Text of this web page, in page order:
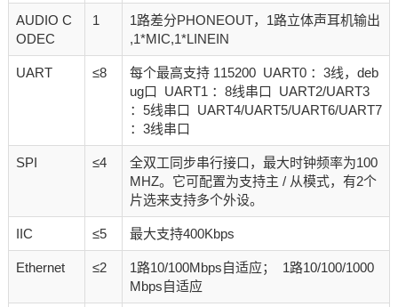
AUDIO C
ODEC
1
1路差分PHONEOUT，1路立体声耳机输出
,1*MIC,1*LINEIN
UART ≤8
每个最高支持 115200 UART0 ：3线，deb
ug口 UART1 ：8线串口 UART2/UART3
：5线串口 UART4/UART5/UART6/UART7
：3线串口
SPI ≤4
全双工同步串行接口，最大时钟频率为100
MHZ。它可配置为支持主 / 从模式，有2个
片选来支持多个外设。
IIC ≤5 最大支持400Kbps
Ethernet ≤2
1路10/100Mbps自适应； 1路10/100/1000
Mbps自适应